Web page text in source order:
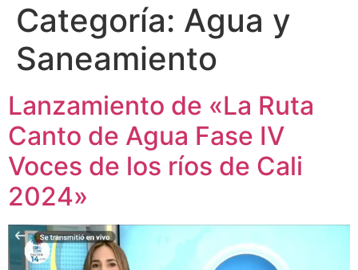
Categoría: Agua y
Saneamiento
Lanzamiento de «La Ruta
Canto de Agua Fase IV
Voces de los ríos de Cali
2024»